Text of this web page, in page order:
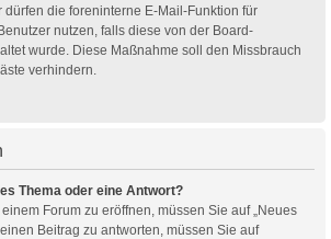
dürfen die foreninterne E-Mail-Funktion für
nutzen, falls diese von der Board-
wurde. Diese Maßnahme soll den Missbrauch
verhindern.
Thema oder eine Antwort?
Forum zu eröffnen, müssen Sie auf „Neues
Beitrag zu antworten, müssen Sie auf